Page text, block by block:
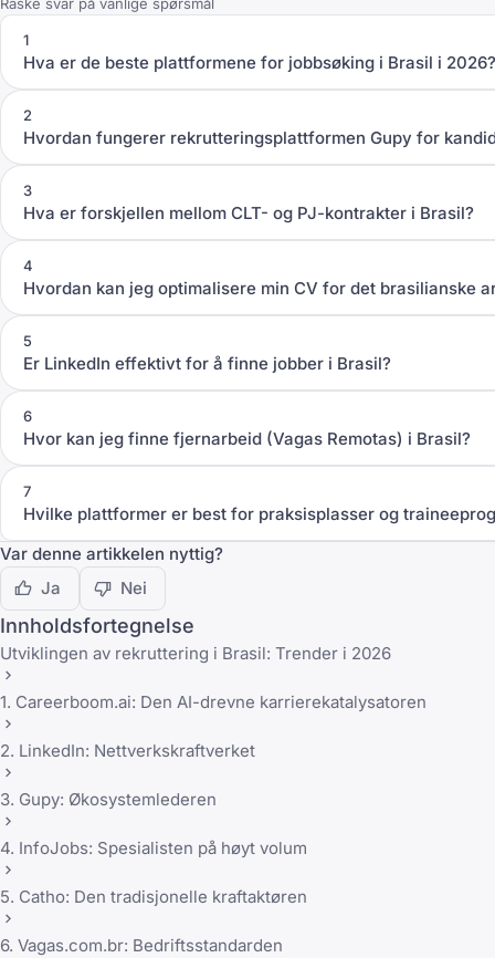
1
Hva er de beste plattformene for jobbsøking i Brasil i 2026?
2
Hvordan fungerer rekrutteringsplattformen Gupy for
3
Hva er forskjellen mellom CLT- og PJ-kontrakter i Brasil?
4
Hvordan kan jeg optimalisere min CV for det brasilianske
5
Er LinkedIn effektivt for å finne jobber i Brasil?
6
Hvor kan jeg finne fjernarbeid (Vagas Remotas) i Brasil?
7
Hvilke plattformer er best for praksisplasser og
Var denne artikkelen nyttig?
Ja
Nei
Innholdsfortegnelse
Utviklingen av rekruttering i Brasil: Trender i 2026
1. Careerboom.ai: Den AI-drevne karrierekatalysatoren
2. LinkedIn: Nettverkskraftverket
3. Gupy: Økosystemlederen
4. InfoJobs: Spesialisten på høyt volum
5. Catho: Den tradisjonelle kraftaktøren
6. Vagas.com.br: Bedriftsstandarden